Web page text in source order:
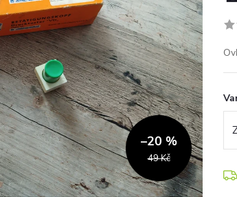
49 Kč
–20 %